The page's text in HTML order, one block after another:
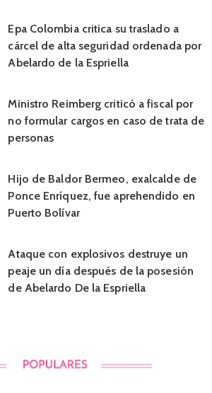
Epa Colombia critica su traslado a
cárcel de alta seguridad ordenada por
Abelardo de la Espriella
Ministro Reimberg criticó a fiscal por
no formular cargos en caso de trata de
personas
Hijo de Baldor Bermeo, exalcalde de
Ponce Enríquez, fue aprehendido en
Puerto Bolívar
Ataque con explosivos destruye un
peaje un día después de la posesión
de Abelardo De la Espriella